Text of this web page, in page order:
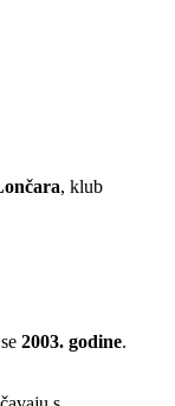
, klub
2003. godine.